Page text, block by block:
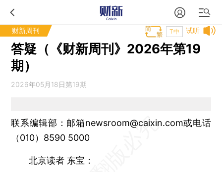
财新周刊 试听
T中
答疑（《财新周刊》2026年第19
期）
2026年05月18日第19期
联系编辑部：邮箱newsroom@caixin.com或电话
（010）8590 5000
北京读者 东宝：